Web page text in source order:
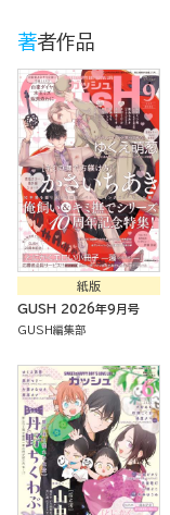
著者作品
紙版
GUSH 2026年9月号
GUSH編集部